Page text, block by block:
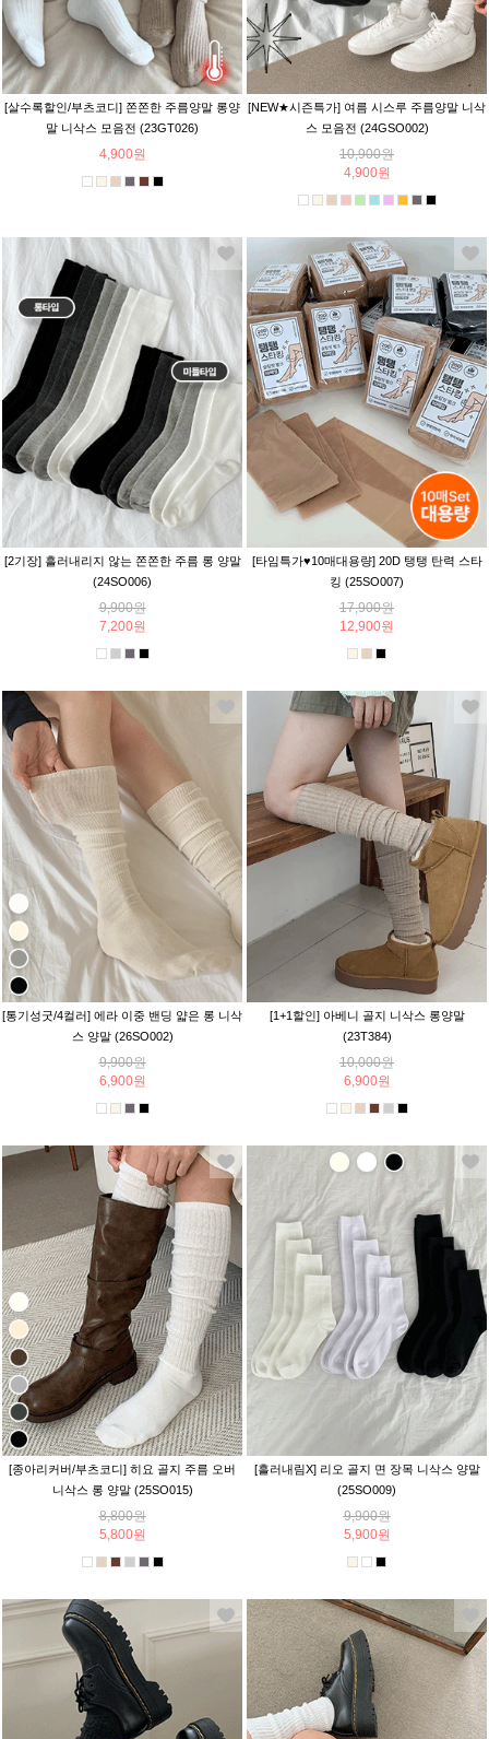
[살수록할인/부츠코디] 쫀쫀한 주름양말 롱양
말 니삭스 모음전 (23GT026)
4,900원
[NEW★시즌특가] 여름 시스루 주름양말 니삭
스 모음전 (24GSO002)
10,900원
4,900원
[2기장] 흘러내리지 않는 쫀쫀한 주름 롱 양말
(24SO006)
9,900원
7,200원
[타임특가♥10매대용량] 20D 탱탱 탄력 스타
킹 (25SO007)
17,900원
12,900원
[통기성굿/4컬러] 에라 이중 밴딩 얇은 롱 니삭
스 양말 (26SO002)
9,900원
6,900원
[1+1할인] 아베니 골지 니삭스 롱양말
(23T384)
10,000원
6,900원
[종아리커버/부츠코디] 히요 골지 주름 오버
니삭스 롱 양말 (25SO015)
8,800원
5,800원
[흘러내림X] 리오 골지 면 장목 니삭스 양말
(25SO009)
9,900원
5,900원